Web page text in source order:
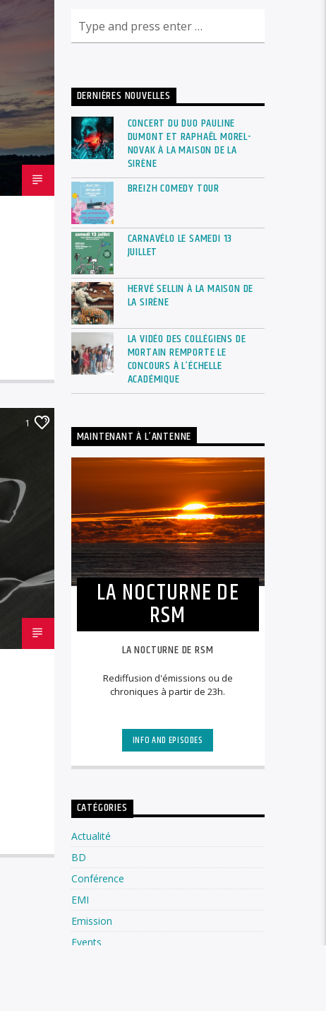
1
DERNIÈRES NOUVELLES
CONCERT DU DUO PAULINE
DUMONT ET RAPHAËL MOREL-
NOVAK À LA MAISON DE LA
SIRÈNE
BREIZH COMEDY TOUR
CARNAVÉLO LE SAMEDI 13
JUILLET
HERVÉ SELLIN À LA MAISON DE
LA SIRÈNE
LA VIDÉO DES COLLÉGIENS DE
MORTAIN REMPORTE LE
CONCOURS À L’ÉCHELLE
ACADÉMIQUE
MAINTENANT À L’ANTENNE
LA NOCTURNE DE
RSM
LA NOCTURNE DE RSM
Rediffusion d'émissions ou de
chroniques à partir de 23h.
INFO AND EPISODES
CATÉGORIES
Actualité
BD
Conférence
EMI
Emission
Events